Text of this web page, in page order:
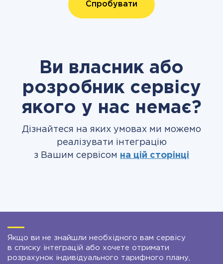
Спробувати
Ви власник або
розробник сервісу
якого у нас немає?
Дізнайтеся на яких умовах ми можемо
реалізувати інтеграцію
з Вашим сервісом на цій сторінці
Якщо ви не знайшли необхідного вам сервісу
в списку інтеграцій або хочете отримати
розрахунок індивідуального тарифного плану,